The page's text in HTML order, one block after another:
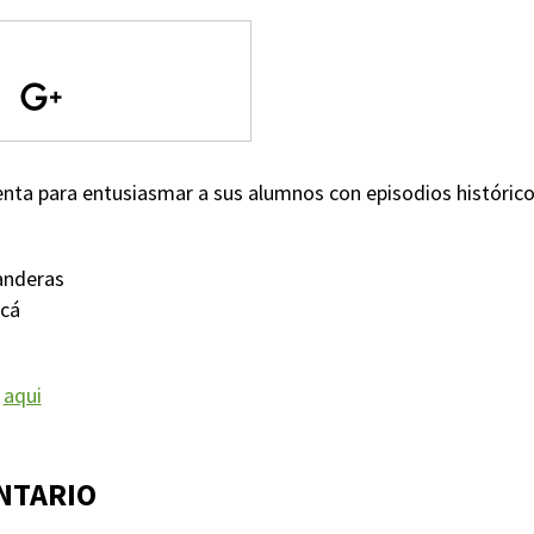
para entusiasmar a sus alumnos con episodios
aqui